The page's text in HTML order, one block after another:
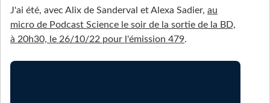
J'ai été, avec Alix de Sanderval et Alexa Sadier, au
micro de Podcast Science le soir de la sortie de la BD,
à 20h30, le 26/10/22 pour l'émission 479.